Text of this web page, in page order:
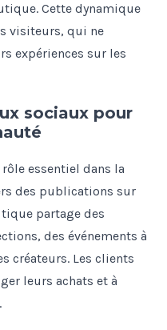
Cette dynamique
visiteurs, qui ne
expériences sur les
sociaux pour
essentiel dans la
des publications sur
partage des
des événements à
créateurs. Les clients
leurs achats et à